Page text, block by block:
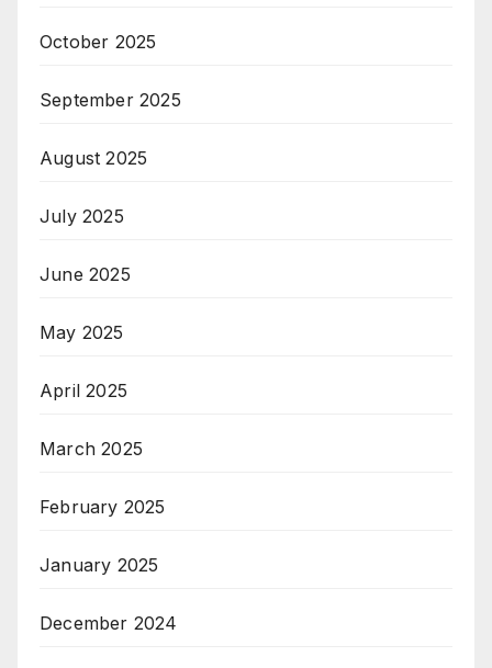
October 2025
September 2025
August 2025
July 2025
June 2025
May 2025
April 2025
March 2025
February 2025
January 2025
December 2024